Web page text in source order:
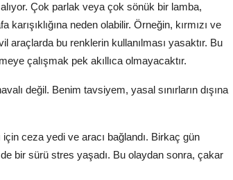
Çok parlak veya çok sönük bir lamba,
neden olabilir. Örneğin, kırmızı ve
araçlarda bu renklerin kullanılması yasaktır. Bu
çalışmak pek akıllıca olmayacaktır.
değil. Benim tavsiyem, yasal sınırların dışına
ceza yedi ve aracı bağlandı. Birkaç gün
bir sürü stres yaşadı. Bu olaydan sonra, çakar